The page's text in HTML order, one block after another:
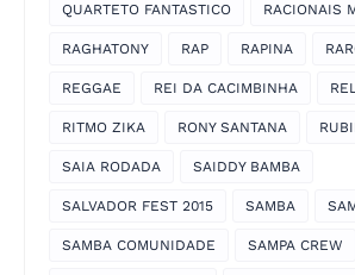
QUARTETO FANTASTICO RACIONAIS
RAGHATONY RAP RAPINA
REGGAE REI DA CACIMBINHA
RITMO ZIKA RONY SANTANA
SAIA RODADA SAIDDY BAMBA
SALVADOR FEST 2015 SAMBA
SAMBA COMUNIDADE SAMPA CREW